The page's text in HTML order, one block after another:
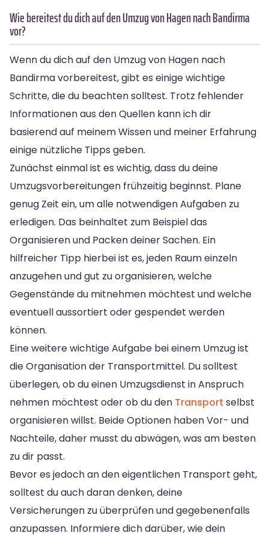
Wie bereitest du dich auf den Umzug von Hagen nach Bandirma
vor?
Wenn du dich auf den Umzug von Hagen nach
Bandirma vorbereitest, gibt es einige wichtige
Schritte, die du beachten solltest. Trotz fehlender
Informationen aus den Quellen kann ich dir
basierend auf meinem Wissen und meiner Erfahrung
einige nützliche Tipps geben.
Zunächst einmal ist es wichtig, dass du deine
Umzugsvorbereitungen frühzeitig beginnst. Plane
genug Zeit ein, um alle notwendigen Aufgaben zu
erledigen. Das beinhaltet zum Beispiel das
Organisieren und Packen deiner Sachen. Ein
hilfreicher Tipp hierbei ist es, jeden Raum einzeln
anzugehen und gut zu organisieren, welche
Gegenstände du mitnehmen möchtest und welche
eventuell aussortiert oder gespendet werden
können.
Eine weitere wichtige Aufgabe bei einem Umzug ist
die Organisation der Transportmittel. Du solltest
überlegen, ob du einen Umzugsdienst in Anspruch
nehmen möchtest oder ob du den Transport selbst
organisieren willst. Beide Optionen haben Vor- und
Nachteile, daher musst du abwägen, was am besten
zu dir passt.
Bevor es jedoch an den eigentlichen Transport geht,
solltest du auch daran denken, deine
Versicherungen zu überprüfen und gegebenenfalls
anzupassen. Informiere dich darüber, wie dein